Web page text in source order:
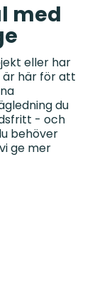
med
eller har
är här för att
du
- och
behöver
ge mer